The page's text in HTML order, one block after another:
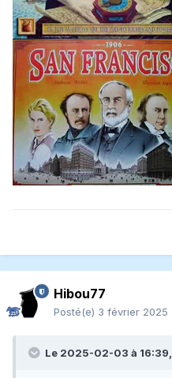
Hibou77
Posté(e) 3 février 2025
Le 2025-02-03 à 16:39,